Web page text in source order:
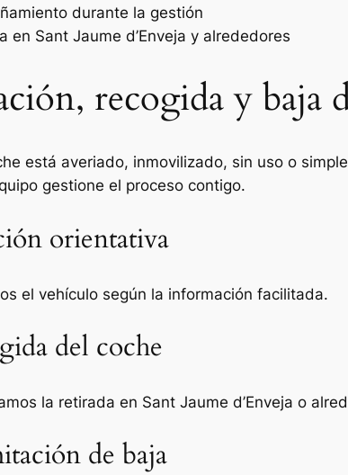
durante la gestión
en Sant Jaume d’Enveja y alrededores
recogida y baja
está averiado, inmovilizado, sin uso o
gestione el proceso contigo.
orientativa
el vehículo según la información facilitada.
del coche
la retirada en Sant Jaume d’Enveja o
de baja